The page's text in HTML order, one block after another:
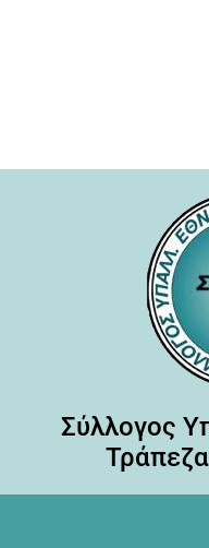
Σύλλογος